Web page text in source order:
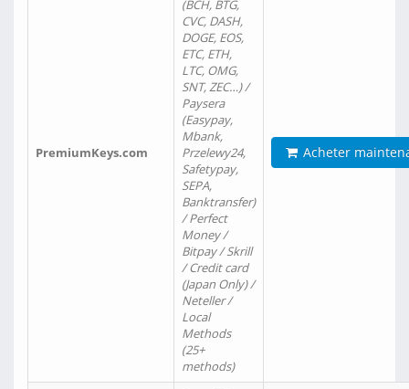
PremiumKeys.com
(BCH, BTG,
CVC, DASH,
DOGE, EOS,
ETC, ETH,
LTC, OMG,
SNT, ZEC…) /
Paysera
(Easypay,
Mbank,
Przelewy24,
Safetypay,
SEPA,
Banktransfer)
/ Perfect
Money /
Bitpay / Skrill
/ Credit card
(Japan Only) /
Neteller /
Local
Methods
(25+
methods)
Acheter